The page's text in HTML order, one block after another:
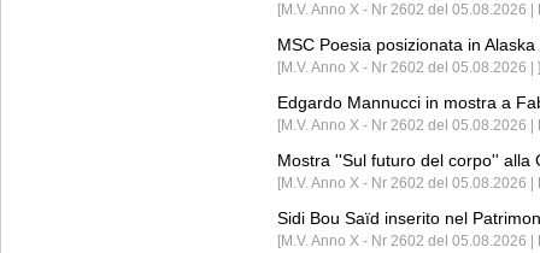
[M.V. Anno X - Nr 2602 del 05.08.2026
MSC Poesia posizionata in
[M.V. Anno X - Nr 2602 del 05.08.2026 | ]
Edgardo Mannucci in mostra a
[M.V. Anno X - Nr 2602 del 05.08.2026 |
Mostra ''Sul futuro del corpo'' alla
[M.V. Anno X - Nr 2602 del 05.08.2026
Sidi Bou Saïd inserito nel
[M.V. Anno X - Nr 2602 del 05.08.2026